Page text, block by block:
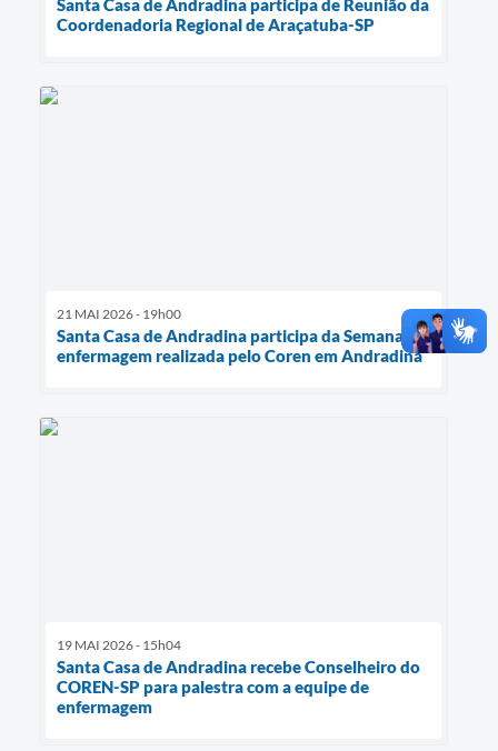
Coordenadoria Regional de Araçatuba-SP
21 MAI 2026 - 19h00
Santa Casa de Andradina participa da Semana de
enfermagem realizada pelo Coren em Andradina
19 MAI 2026 - 15h04
Santa Casa de Andradina recebe Conselheiro do
COREN-SP para palestra com a equipe de
enfermagem